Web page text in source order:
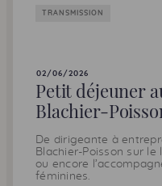
TRANSMISSION
02/06/2026
Petit déjeuner
Blachier-
De dirigeante à
Blachier-Poisson sur le
ou encore
féminines.